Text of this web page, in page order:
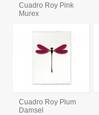
Cuadro Roy Pink
Murex
Cuadro Roy Plum
Damsel